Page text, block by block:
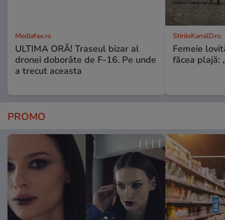
Mediafax.ro
ULTIMA ORĂ! Traseul bizar al
dronei doborâte de F-16. Pe unde
a trecut aceasta
StirileKanalD.ro
Femeie
făcea plajă:
PROMO